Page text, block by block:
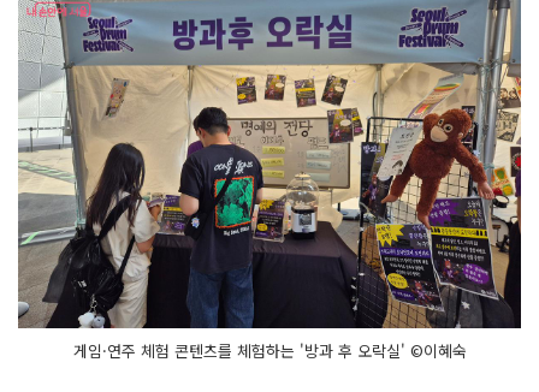
게임·연주 체험 콘텐츠를 체험하는 '방과 후 오락실' ©이혜숙